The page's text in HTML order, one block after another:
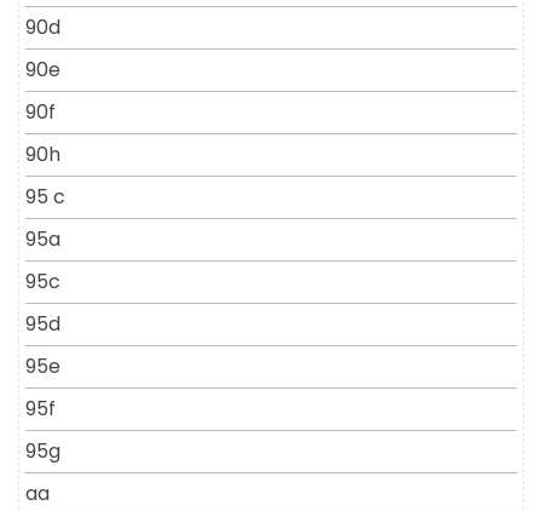
90d
90e
90f
90h
95 c
95a
95c
95d
95e
95f
95g
aa